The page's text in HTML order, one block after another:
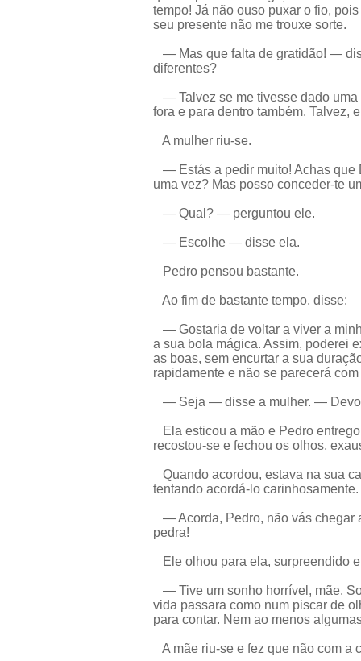
tempo! Já não ouso puxar o fio,
seu presente não me trouxe sorte.
— Mas que falta de gratidão! —
diferentes?
— Talvez se me tivesse dado uma
fora e para dentro também. Talvez,
A mulher riu-se.
— Estás a pedir muito! Achas que
uma vez? Mas posso conceder-te
— Qual? — perguntou ele.
— Escolhe — disse ela.
Pedro pensou bastante.
Ao fim de bastante tempo, disse:
— Gostaria de voltar a viver a
a sua bola mágica. Assim, poderei
as boas, sem encurtar a sua
rapidamente e não se parecerá
— Seja — disse a mulher. —
Ela esticou a mão e Pedro
recostou-se e fechou os olhos,
Quando acordou, estava na sua
tentando acordá-lo carinhosamente.
— Acorda, Pedro, não vás chegar
pedra!
Ele olhou para ela, surpreendido
— Tive um sonho horrível, mãe.
vida passara como num piscar de
para contar. Nem ao menos
A mãe riu-se e fez que não com a